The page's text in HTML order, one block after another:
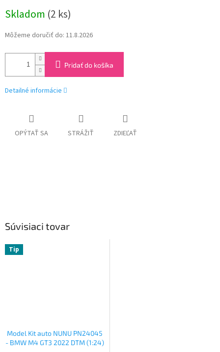
cena:
Skladom (2 ks)
Môžeme doručiť do: 11.8.2026
Pridať do košíka
Detailné informácie
OPÝTAŤ SA STRÁŽIŤ ZDIEĽAŤ
Súvisiaci tovar
Tip
Model Kit auto NUNU PN24045
- BMW M4 GT3 2022 DTM (1:24)